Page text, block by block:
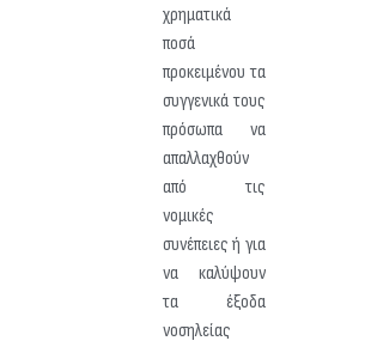
χρηματικά
ποσά
προκειμένου τα
συγγενικά τους
πρόσωπα να
απαλλαχθούν
από τις
νομικές
συνέπειες ή για
να καλύψουν
τα έξοδα
νοσηλείας